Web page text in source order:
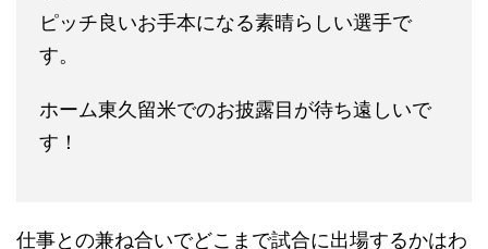
ピッチ良いお手本になる素晴らしい選手で
す。
ホーム東久留米でのお披露目が待ち遠しいで
す！
仕事との兼ね合いでどこまで試合に出場するかはわ